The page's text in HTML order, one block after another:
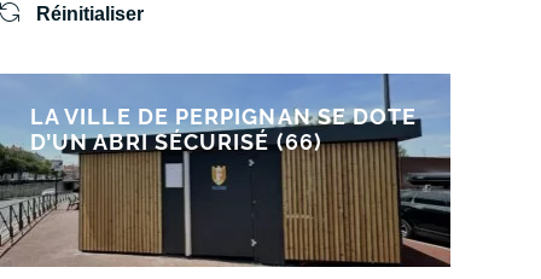
Réinitialiser
LA VILLE DE PERPIGNAN SE DOTE
D’UN ABRI SÉCURISÉ (66)